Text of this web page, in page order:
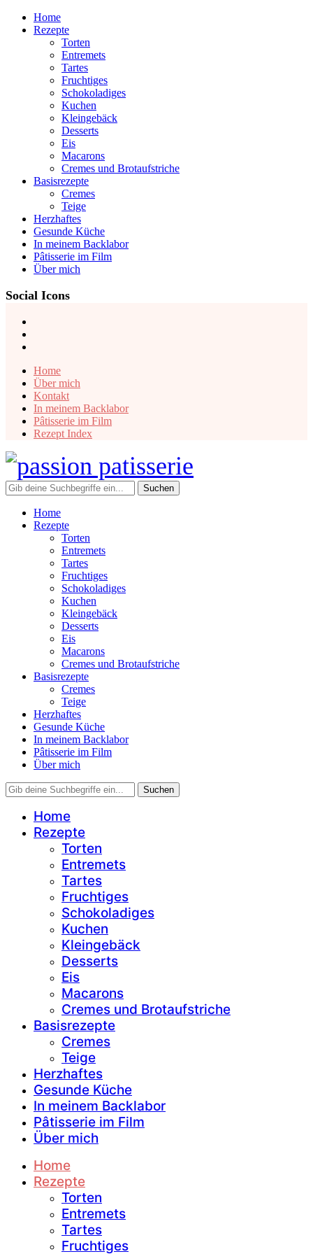
Home
Rezepte
Torten
Entremets
Tartes
Fruchtiges
Schokoladiges
Kuchen
Kleingebäck
Desserts
Eis
Macarons
Cremes und Brotaufstriche
Basisrezepte
Cremes
Teige
Herzhaftes
Gesunde Küche
In meinem Backlabor
Pâtisserie im Film
Über mich
Social Icons
Home
Über mich
Kontakt
In meinem Backlabor
Pâtisserie im Film
Rezept Index
Home
Rezepte
Torten
Entremets
Tartes
Fruchtiges
Schokoladiges
Kuchen
Kleingebäck
Desserts
Eis
Macarons
Cremes und Brotaufstriche
Basisrezepte
Cremes
Teige
Herzhaftes
Gesunde Küche
In meinem Backlabor
Pâtisserie im Film
Über mich
Home
Rezepte
Torten
Entremets
Tartes
Fruchtiges
Schokoladiges
Kuchen
Kleingebäck
Desserts
Eis
Macarons
Cremes und Brotaufstriche
Basisrezepte
Cremes
Teige
Herzhaftes
Gesunde Küche
In meinem Backlabor
Pâtisserie im Film
Über mich
Home
Rezepte
Torten
Entremets
Tartes
Fruchtiges